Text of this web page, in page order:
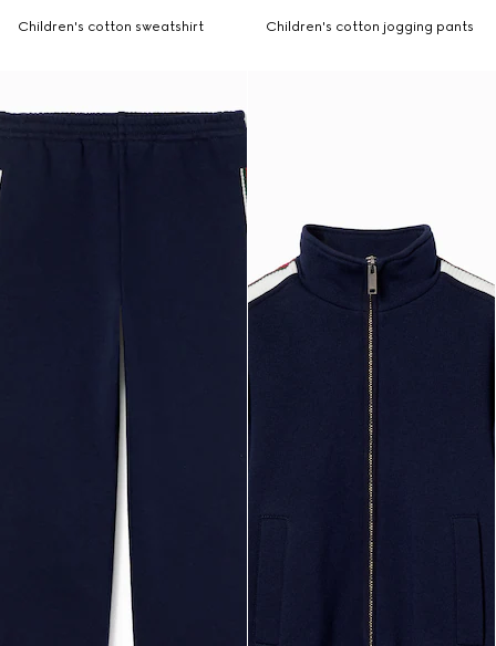
Children's cotton sweatshirt Children's cotton jogging pants